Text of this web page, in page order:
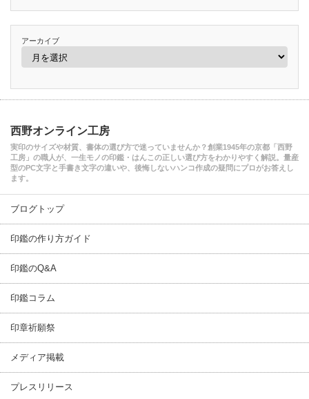
アーカイブ
西野オンライン工房
実印のサイズや材質、書体の選び方で迷っていませんか？創業1945年の京都「西野
工房」の職人が、一生モノの印鑑・はんこの正しい選び方をわかりやすく解説。量産
型のPC文字と手書き文字の違いや、後悔しないハンコ作成の疑問にプロがお答えし
ます。
ブログトップ
印鑑の作り方ガイド
印鑑のQ&A
印鑑コラム
印章祈願祭
メディア掲載
プレスリリース